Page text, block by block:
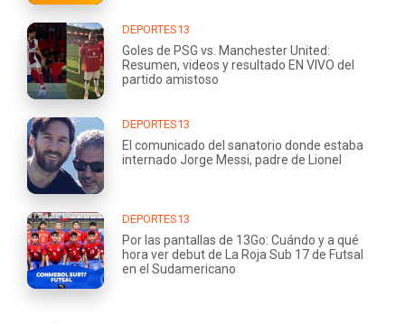
DEPORTES13
Goles de PSG vs. Manchester United:
Resumen, videos y resultado EN VIVO del
partido amistoso
DEPORTES13
El comunicado del sanatorio donde estaba
internado Jorge Messi, padre de Lionel
DEPORTES13
Por las pantallas de 13Go: Cuándo y a qué
hora ver debut de La Roja Sub 17 de Futsal
en el Sudamericano